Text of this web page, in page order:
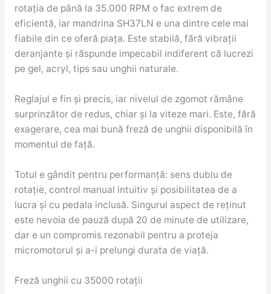
rotația de până la 35.000 RPM o fac extrem de
eficientă, iar mandrina SH37LN e una dintre cele mai
fiabile din ce oferă piața. Este stabilă, fără vibrații
deranjante și răspunde impecabil indiferent că lucrezi
pe gel, acryl, tips sau unghii naturale.
Reglajul e fin și precis, iar nivelul de zgomot rămâne
surprinzător de redus, chiar și la viteze mari. Este, fără
exagerare, cea mai bună freză de unghii disponibilă în
momentul de față.
Totul e gândit pentru performanță: sens dublu de
rotație, control manual intuitiv și posibilitatea de a
lucra și cu pedala inclusă. Singurul aspect de reținut
este nevoia de pauză după 20 de minute de utilizare,
dar e un compromis rezonabil pentru a proteja
micromotorul și a-i prelungi durata de viață.
Freză unghii cu 35000 rotații